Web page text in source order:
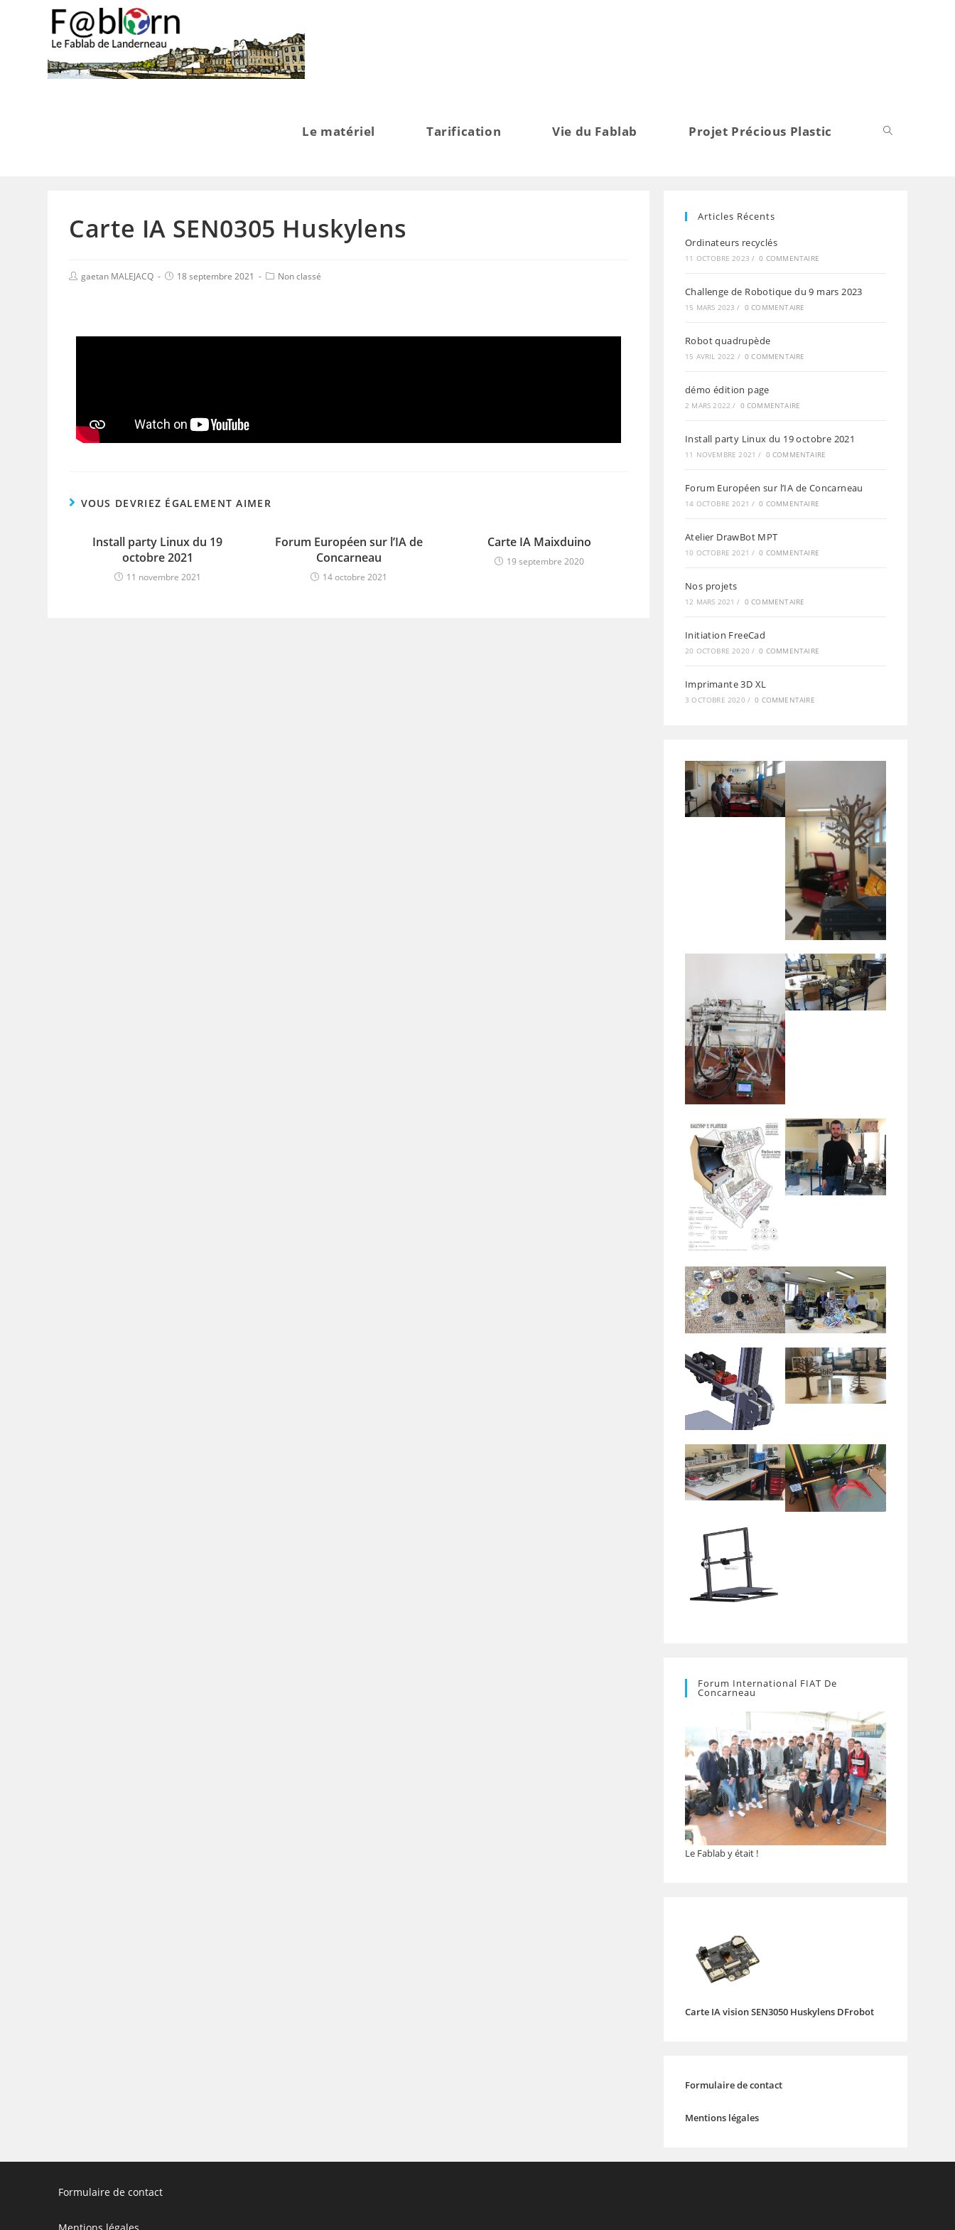
Le matériel Tarification Vie du Fablab Projet Précious Plastic
Carte IA SEN0305 Huskylens
gaetan MALEJACQ 18 septembre 2021 Non classé
VOUS DEVRIEZ ÉGALEMENT AIMER
Install party Linux du 19
octobre 2021
11 novembre 2021
Forum Européen sur l’IA de
Concarneau
14 octobre 2021
Carte IA Maixduino
19 septembre 2020
Articles Récents
Ordinateurs recyclés
11 OCTOBRE 2023 / 0 COMMENTAIRE
Challenge de Robotique du 9 mars 2023
15 MARS 2023 / 0 COMMENTAIRE
Robot quadrupède
15 AVRIL 2022 / 0 COMMENTAIRE
démo édition page
2 MARS 2022 / 0 COMMENTAIRE
Install party Linux du 19 octobre 2021
11 NOVEMBRE 2021 / 0 COMMENTAIRE
Forum Européen sur l’IA de Concarneau
14 OCTOBRE 2021 / 0 COMMENTAIRE
Atelier DrawBot MPT
10 OCTOBRE 2021 / 0 COMMENTAIRE
Nos projets
12 MARS 2021 / 0 COMMENTAIRE
Initiation FreeCad
20 OCTOBRE 2020 / 0 COMMENTAIRE
Imprimante 3D XL
3 OCTOBRE 2020 / 0 COMMENTAIRE
Forum International FIAT De
Concarneau
Le Fablab y était !
Carte IA vision SEN3050 Huskylens DFrobot
Formulaire de contact
Mentions légales
Formulaire de contact